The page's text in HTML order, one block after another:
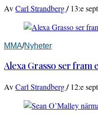
AvCarl Strandberg/ 13:e
MMA/Nyheter
Alexa Grasso ser fram
AvCarl Strandberg/ 12:e